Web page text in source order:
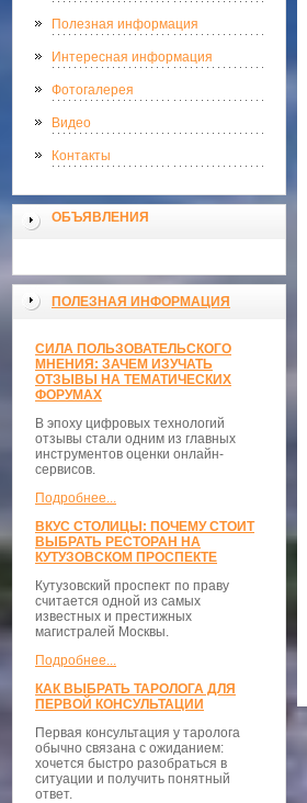
Полезная информация
Интересная информация
Фотогалерея
Видео
Контакты
ОБЪЯВЛЕНИЯ
ПОЛЕЗНАЯ ИНФОРМАЦИЯ
СИЛА ПОЛЬЗОВАТЕЛЬСКОГО
МНЕНИЯ: ЗАЧЕМ ИЗУЧАТЬ
ОТЗЫВЫ НА ТЕМАТИЧЕСКИХ
ФОРУМАХ
В эпоху цифровых технологий
отзывы стали одним из главных
инструментов оценки онлайн-
сервисов.
Подробнее...
ВКУС СТОЛИЦЫ: ПОЧЕМУ СТОИТ
ВЫБРАТЬ РЕСТОРАН НА
КУТУЗОВСКОМ ПРОСПЕКТЕ
Кутузовский проспект по праву
считается одной из самых
известных и престижных
магистралей Москвы.
Подробнее...
КАК ВЫБРАТЬ ТАРОЛОГА ДЛЯ
ПЕРВОЙ КОНСУЛЬТАЦИИ
Первая консультация у таролога
обычно связана с ожиданием:
хочется быстро разобраться в
ситуации и получить понятный
ответ.